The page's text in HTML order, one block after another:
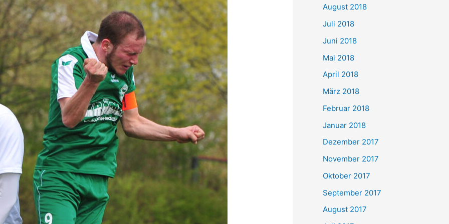
August 2018
Juli 2018
Juni 2018
Mai 2018
April 2018
März 2018
Februar 2018
Januar 2018
Dezember 2017
November 2017
Oktober 2017
September 2017
August 2017